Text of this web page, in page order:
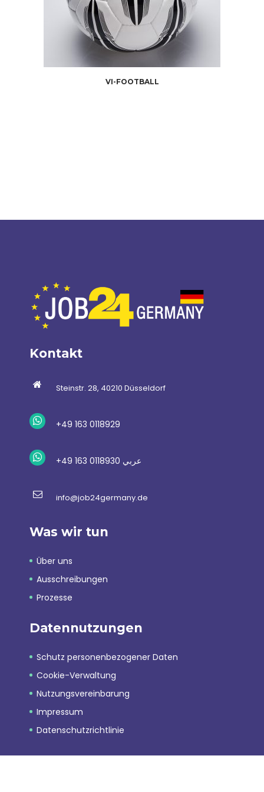
VI-FOOTBALL
Kontakt
Steinstr. 28, 40210 Düsseldorf
+49 163 0118929
+49 163 0118930 عربي
info@job24germany.de
Was wir tun
Über uns
Ausschreibungen
Prozesse
Datennutzungen
Schutz personenbezogener Daten
Cookie-Verwaltung
Nutzungsvereinbarung
Impressum
Datenschutzrichtlinie